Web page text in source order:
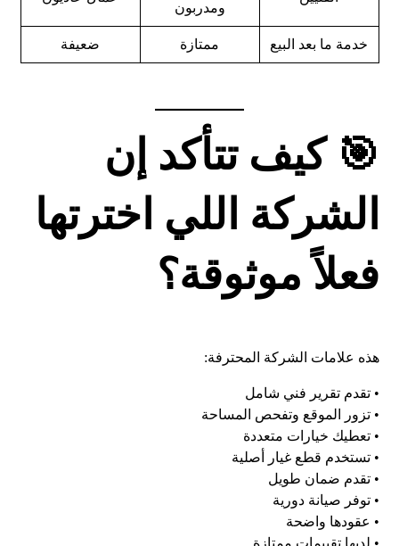
ومدربون
خدمة ما بعد البيع ممتازة ضعيفة
🎯 كيف تتأكد إن
الشركة اللي اخترتها
فعلاً موثوقة؟
هذه علامات الشركة المحترفة:
• تقدم تقرير فني شامل
• تزور الموقع وتفحص المساحة
• تعطيك خيارات متعددة
• تستخدم قطع غيار أصلية
• تقدم ضمان طويل
• توفر صيانة دورية
• عقودها واضحة